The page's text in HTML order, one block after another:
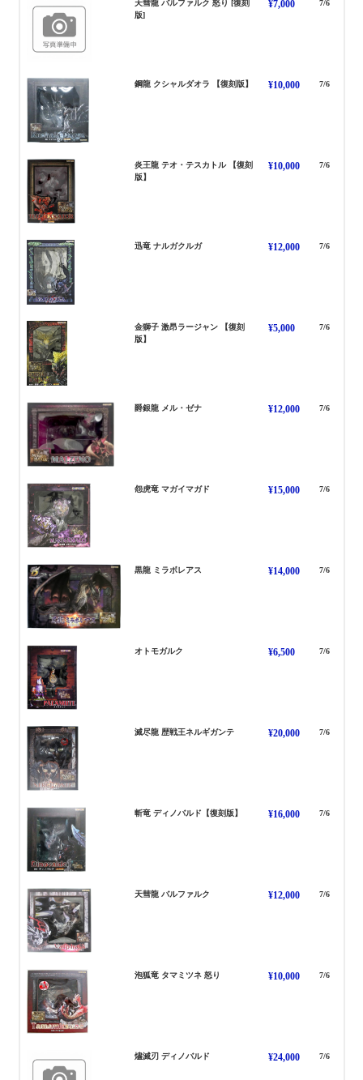
天彗龍 バルファルク 怒り [復刻
版]ばるふぁるく
¥7,000 7/6
鋼龍 クシャルダオラ 【復刻版】 くしゃるだおら
¥10,000 7/6
炎王龍 テオ・テスカトル 【復刻
版】
¥10,000 7/6
迅竜 ナルガクルガなるがくるが ¥12,000 7/6
金獅子 激昂ラージャン 【復刻
版】
¥5,000 7/6
爵銀龍 メル・ゼナめるぜな ¥12,000 7/6
怨虎竜 マガイマガドまがいまがど ¥15,000 7/6
黒龍 ミラボレアス ¥14,000 7/6
オトモガルクおともがるく ¥6,500 7/6
滅尽龍 歴戦王ネルギガンテねるぎがんて れきせんおう
¥20,000 7/6
斬竜 ディノバルド【復刻版】 でぃのばるど
¥16,000 7/6
天彗龍 バルファルクばるふぁるく ¥12,000 7/6
泡狐竜 タマミツネ 怒り ¥10,000 7/6
燼滅刃 ディノバルドでぃのばるど ¥24,000 7/6